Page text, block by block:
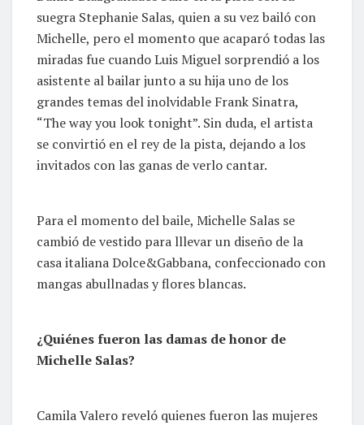
suegra Stephanie Salas, quien a su vez bailó con
Michelle, pero el momento que acaparó todas las
miradas fue cuando Luis Miguel sorprendió a los
asistente al bailar junto a su hija uno de los
grandes temas del inolvidable Frank Sinatra,
“The way you look tonight”. Sin duda, el artista
se convirtió en el rey de la pista, dejando a los
invitados con las ganas de verlo cantar.
Para el momento del baile, Michelle Salas se
cambió de vestido para lllevar un diseño de la
casa italiana Dolce&Gabbana, confeccionado con
mangas abullnadas y flores blancas.
¿Quiénes fueron las damas de honor de
Michelle Salas?
Camila Valero reveló quienes fueron las mujeres